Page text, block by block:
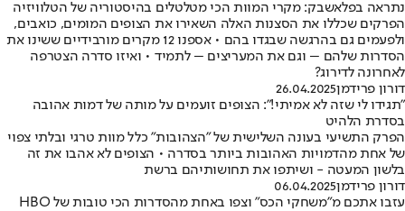
נתראה בפלאשבק: מקרי המוות הכי מטלטלים בהיסטוריה של הטלוויזיה
הפרקים שכללו את הסצנות האלה השאירו את הצופים המומים, כואבים,
ולפעמים גם בהרגשה שבגדו בהם • אספנו 12 מקרים מורבידיים ששינו את
הסדרות שלהם – וגם את המעריצים – לתמיד • ואיזו סדרה הצטרפה
לאחרונה לדירוג?
דורון פרידמן26.04.2025
"תגידו לי שזה לא אמיתי!": הצופים זועמים על מותה של דמות אהובה
בסדרת הלהיט
הפרק התשיעי בעונה השלישית של "הצהובות" כלל מוות טרגי ובלתי צפוי
של אחת מהדמויות האהובות ביותר בסדרה • הצופים לא אהבו את זה
בלשון המעטה - ושיתפו את תחושותיהם ברשת
דורון פרידמן06.04.2025
עזבו אתכם מ"משחקי הכס" וצפו באחת מהסדרות הכי טובות של HBO